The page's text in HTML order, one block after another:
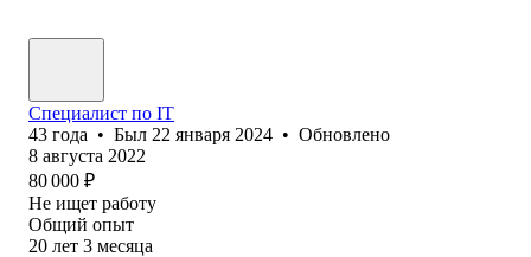
Специалист по IT
43 года • Был 22 января 2024 • Обновлено
8 августа 2022
80 000 ₽
Не ищет работу
Общий опыт
20 лет 3 месяца